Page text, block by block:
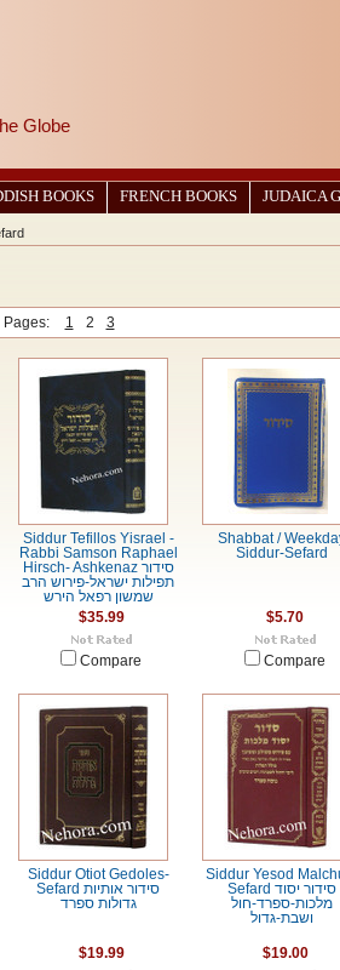
Globe
BOOKS FRENCH BOOKS JUDAICA
Pages: 1 2 3
Siddur Tefillos Yisrael -
Rabbi Samson Raphael
Hirsch- Ashkenaz סידור
תפילות ישראל-פירוש הרב
שמשון רפאל הירש
$35.99
Compare
Shabbat /
Siddur-Sefard
$5.70
Compare
Siddur Otiot Gedoles-
Sefard סידור אותיות
גדולות ספרד
$19.99
Siddur Yesod
Sefard סידור יסוד
מלכות-ספרד-חול
ושבת-גדול
$19.00